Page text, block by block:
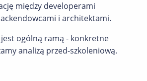
między developerami
i architektami.
ogólną ramą - konkretne
analizą przed-szkoleniową.